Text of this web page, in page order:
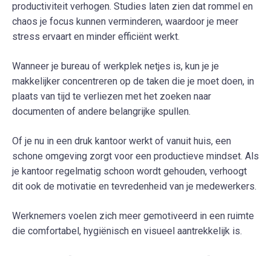
productiviteit verhogen. Studies laten zien dat rommel en
chaos je focus kunnen verminderen, waardoor je meer
stress ervaart en minder efficiënt werkt.
Wanneer je bureau of werkplek netjes is, kun je je
makkelijker concentreren op de taken die je moet doen, in
plaats van tijd te verliezen met het zoeken naar
documenten of andere belangrijke spullen.
Of je nu in een druk kantoor werkt of vanuit huis, een
schone omgeving zorgt voor een productieve mindset. Als
je kantoor regelmatig schoon wordt gehouden, verhoogt
dit ook de motivatie en tevredenheid van je medewerkers.
Werknemers voelen zich meer gemotiveerd in een ruimte
die comfortabel, hygiënisch en visueel aantrekkelijk is.